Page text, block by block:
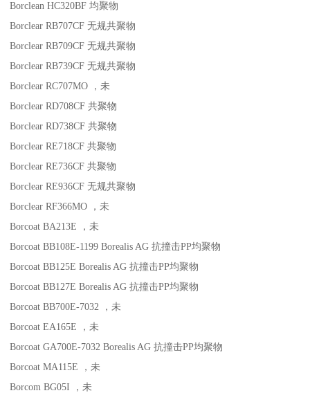
Borclean HC320BF 均聚物
Borclear RB707CF 无规共聚物
Borclear RB709CF 无规共聚物
Borclear RB739CF 无规共聚物
Borclear RC707MO
，未
Borclear RD708CF 共聚物
Borclear RD738CF 共聚物
Borclear RE718CF 共聚物
Borclear RE736CF 共聚物
Borclear RE936CF 无规共聚物
Borclear RF366MO
，未
Borcoat BA213E
，未
Borcoat BB108E-1199 Borealis AG 抗撞击PP均聚物
Borcoat BB125E Borealis AG 抗撞击PP均聚物
Borcoat BB127E Borealis AG 抗撞击PP均聚物
Borcoat BB700E-7032
，未
Borcoat EA165E
，未
Borcoat GA700E-7032 Borealis AG 抗撞击PP均聚物
Borcoat MA115E
，未
Borcom BG05I
，未